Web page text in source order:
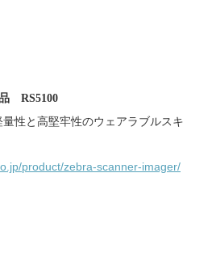
RS5100
性と高堅牢性のウェアラブルスキ
product/zebra-scanner-imager/